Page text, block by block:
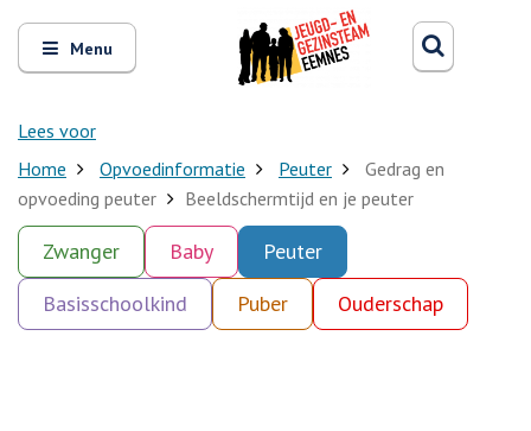
Open
en
sluit
Menu
Lees voor
Zoeken
Home Opvoedinformatie Peuter
Gedrag en
opvoeding peuter
Beeldschermtijd en je peuter
Zwanger Baby
Peuter
Basisschoolkind
Puber Ouderschap